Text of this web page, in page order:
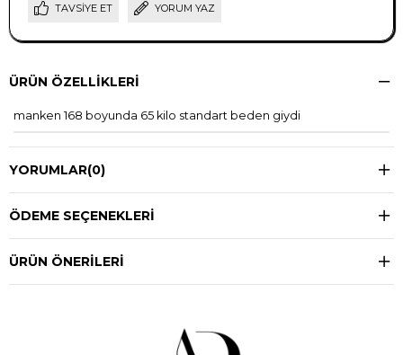
TAVSIYE ET YORUM YAZ
ÜRÜN ÖZELLIKLERI
manken 168 boyunda 65 kilo standart beden giydi
YORUMLAR(0)
ÖDEME SEÇENEKLERI
ÜRÜN ÖNERILERI